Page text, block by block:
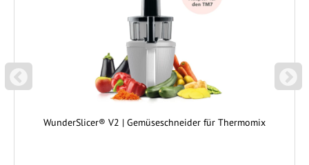
P
REVIOUS
WunderSlicer® V2 | Gemüseschneider für Thermomix
N
EXT